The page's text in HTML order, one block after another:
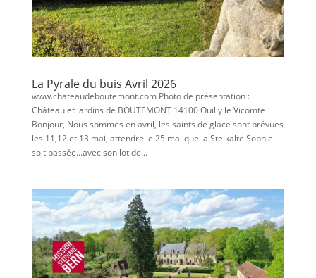
La Pyrale du buis Avril 2026
www.chateaudeboutemont.com Photo de présentation :
Château et jardins de BOUTEMONT 14100 Ouilly le Vicomte
Bonjour, Nous sommes en avril, les saints de glace sont prévues
les 11,12 et 13 mai, attendre le 25 mai que la Ste kalte Sophie
soit passée…avec son lot de...